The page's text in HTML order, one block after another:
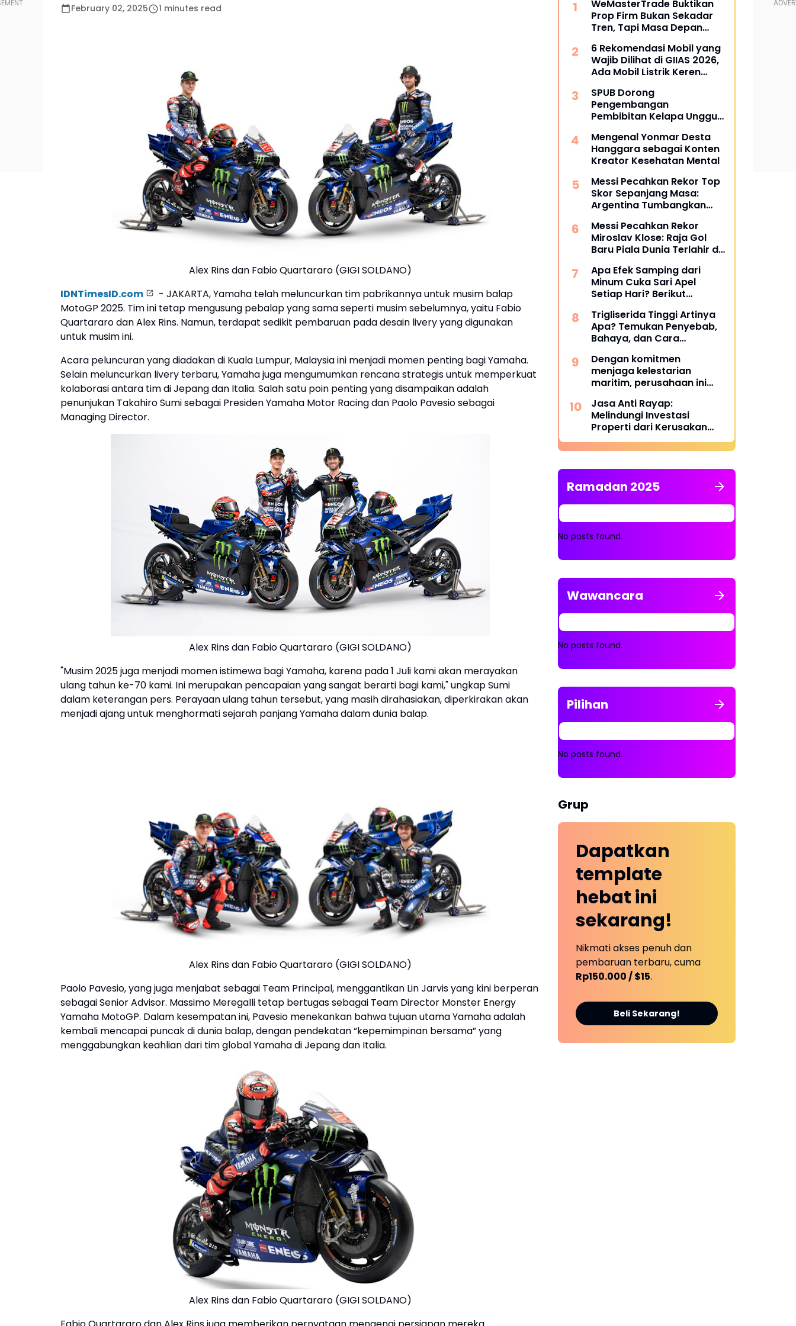
February 02, 2025 1 minutes read
Alex Rins dan Fabio Quartararo (GIGI SOLDANO)
IDNTimesID.com
- JAKARTA, Yamaha telah meluncurkan tim pabrikannya untuk musim balap
MotoGP 2025. Tim ini tetap mengusung pebalap yang sama seperti musim sebelumnya, yaitu Fabio
Quartararo dan Alex Rins. Namun, terdapat sedikit pembaruan pada desain livery yang digunakan
untuk musim ini.
Acara peluncuran yang diadakan di Kuala Lumpur, Malaysia ini menjadi momen penting bagi Yamaha.
Selain meluncurkan livery terbaru, Yamaha juga mengumumkan rencana strategis untuk memperkuat
kolaborasi antara tim di Jepang dan Italia. Salah satu poin penting yang disampaikan adalah
penunjukan Takahiro Sumi sebagai Presiden Yamaha Motor Racing dan Paolo Pavesio sebagai
Managing Director.
Alex Rins dan Fabio Quartararo (GIGI SOLDANO)
"Musim 2025 juga menjadi momen istimewa bagi Yamaha, karena pada 1 Juli kami akan merayakan
ulang tahun ke-70 kami. Ini merupakan pencapaian yang sangat berarti bagi kami," ungkap Sumi
dalam keterangan pers. Perayaan ulang tahun tersebut, yang masih dirahasiakan, diperkirakan akan
menjadi ajang untuk menghormati sejarah panjang Yamaha dalam dunia balap.
Alex Rins dan Fabio Quartararo (GIGI SOLDANO)
Paolo Pavesio, yang juga menjabat sebagai Team Principal, menggantikan Lin Jarvis yang kini berperan
sebagai Senior Advisor. Massimo Meregalli tetap bertugas sebagai Team Director Monster Energy
Yamaha MotoGP. Dalam kesempatan ini, Pavesio menekankan bahwa tujuan utama Yamaha adalah
kembali mencapai puncak di dunia balap, dengan pendekatan “kepemimpinan bersama” yang
menggabungkan keahlian dari tim global Yamaha di Jepang dan Italia.
Alex Rins dan Fabio Quartararo (GIGI SOLDANO)
WeMasterTrade Buktikan
Prop Firm Bukan Sekadar
Tren, Tapi Masa Depan
6 Rekomendasi Mobil yang
Wajib Dilihat di GIIAS 2026,
Ada Mobil Listrik Keren
SPUB Dorong
Pengembangan
Pembibitan Kelapa Unggul
Mengenal Yonmar Desta
Hanggara sebagai Konten
Kreator Kesehatan Mental
Messi Pecahkan Rekor Top
Skor Sepanjang Masa:
Argentina Tumbangkan
2026
Messi Pecahkan Rekor
Miroslav Klose: Raja Gol
Baru Piala Dunia Terlahir di
Apa Efek Samping dari
Minum Cuka Sari Apel
Setiap Hari? Berikut
Trigliserida Tinggi Artinya
Apa? Temukan Penyebab,
Bahaya, dan Cara
Dengan komitmen
menjaga kelestarian
maritim, perusahaan ini
TKDN, mencapai lebih dari
55 persen.
Jasa Anti Rayap:
Melindungi Investasi
Properti dari Kerusakan
Struktural yang Tidak
Terlihat
Ramadan 2025
No posts found.
Wawancara
No posts found.
Pilihan
No posts found.
Grup
Dapatkan
template
hebat ini
sekarang!
Nikmati akses penuh dan
pembaruan terbaru, cuma
Rp150.000 / $15.
Beli Sekarang!